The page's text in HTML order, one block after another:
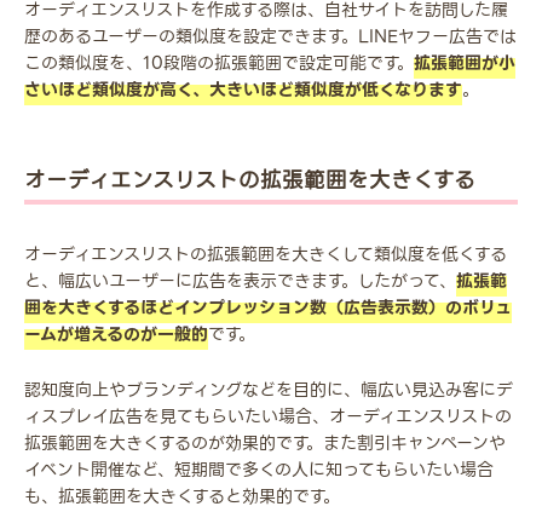
オーディエンスリストを作成する際は、自社サイトを訪問した履
歴のあるユーザーの類似度を設定できます。LINEヤフー広告では
この類似度を、10段階の拡張範囲で設定可能です。 拡張範囲が小
さいほど類似度が高く、大きいほど類似度が低くなります。
オーディエンスリストの拡張範囲を大きくする
オーディエンスリストの拡張範囲を大きくして類似度を低くする
と、幅広いユーザーに広告を表示できます。したがって、 拡張範
囲を大きくするほどインプレッション数（広告表示数）のボリュ
ームが増えるのが一般的です。
認知度向上やブランディングなどを目的に、幅広い見込み客にデ
ィスプレイ広告を見てもらいたい場合、オーディエンスリストの
拡張範囲を大きくするのが効果的です。また割引キャンペーンや
イベント開催など、短期間で多くの人に知ってもらいたい場合
も、拡張範囲を大きくすると効果的です。